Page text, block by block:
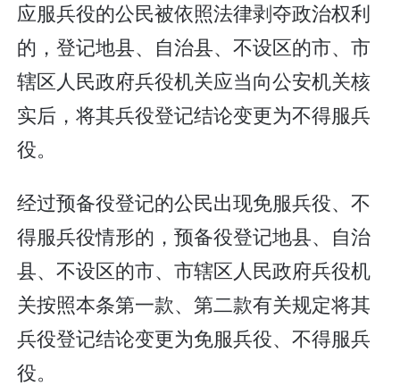
应服兵役的公民被依照法律剥夺政治权利
的，登记地县、自治县、不设区的市、市
辖区人民政府兵役机关应当向公安机关核
实后，将其兵役登记结论变更为不得服兵
役。
经过预备役登记的公民出现免服兵役、不
得服兵役情形的，预备役登记地县、自治
县、不设区的市、市辖区人民政府兵役机
关按照本条第一款、第二款有关规定将其
兵役登记结论变更为免服兵役、不得服兵
役。